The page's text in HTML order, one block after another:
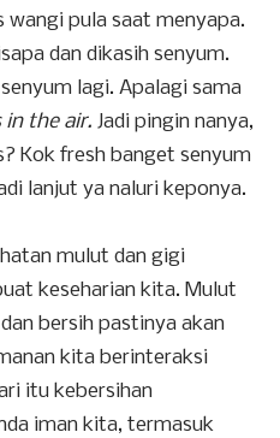
wangi pula saat menyapa.
dan dikasih senyum.
lagi. Apalagi sama
in the air. Jadi pingin nanya,
Kok fresh banget senyum
lanjut ya naluri keponya.
mulut dan gigi
keseharian kita. Mulut
bersih pastinya akan
kita berinteraksi
itu kebersihan
iman kita, termasuk